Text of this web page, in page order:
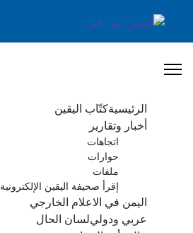
الرئيسيةكتّاب اليقين
أخبار وتقارير
اتجاهات
حوارات
ملفات
إقرأ صحيفة اليقين الإلكترونية
اليمن في الاعلام الخارجي
عربي ودوليلسان الحال